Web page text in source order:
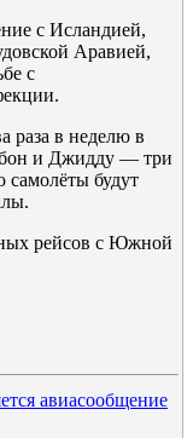
с Исландией,
Аравией,
с
раза в неделю в
и Джидду — три
самолёты будут
рейсов с Южной
авиасообщение